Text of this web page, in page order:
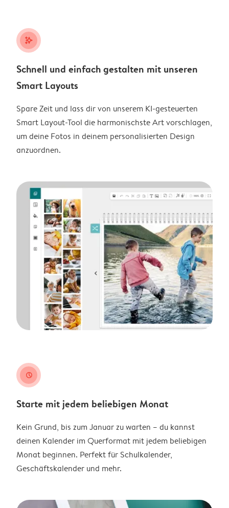
stars_plus
Schnell und einfach gestalten mit unseren
Smart Layouts
Spare Zeit und lass dir von unserem KI-gesteuerten
Smart Layout-Tool die harmonischste Art vorschlagen,
um deine Fotos in deinem personalisierten Design
anzuordnen.
clock
Starte mit jedem beliebigen Monat
Kein Grund, bis zum Januar zu warten – du kannst
deinen Kalender im Querformat mit jedem beliebigen
Monat beginnen. Perfekt für Schulkalender,
Geschäftskalender und mehr.